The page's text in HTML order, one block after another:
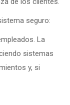
seguro:
La
sistemas
y, si